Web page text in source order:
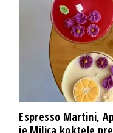
Espresso Martini,
je Milica koktele